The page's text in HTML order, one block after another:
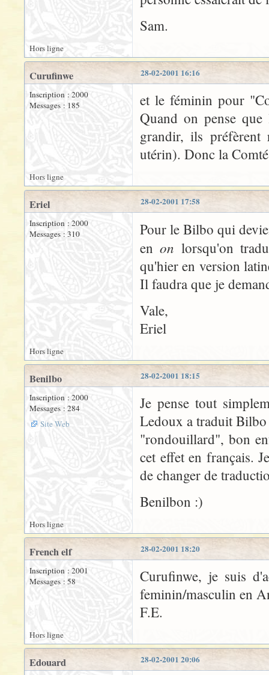
Sam.
Hors ligne
28-02-2001 16:16
Curufinwe
Inscription : 2000
Messages : 185
et le féminin pour
Quand on pense
grandir, ils préfèrent
utérin). Donc la
Hors ligne
28-02-2001 17:58
Eriel
Inscription : 2000
Messages : 310
Pour le Bilbo qui
enon lorsqu'on
qu'hier en version
Il faudra que je
Vale,
Eriel
Hors ligne
28-02-2001 18:15
Benilbo
Inscription : 2000
Messages : 284
Site Web
Je pense tout
Ledoux a traduit Bilbo
"rondouillard", bon
cet effet en français.
de changer de
Benilbon :)
Hors ligne
28-02-2001 18:20
French elf
Inscription : 2001
Messages : 58
Curufinwe, je suis
feminin/masculin en
F.E.
Hors ligne
28-02-2001 20:06
Edouard